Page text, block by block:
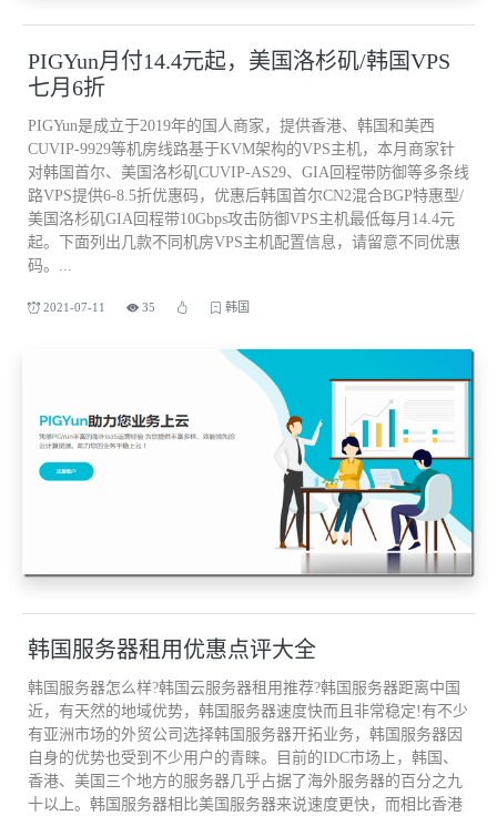
PIGYun月付14.4元起，美国洛杉矶/韩国VPS
七月6折
PIGYun是成立于2019年的国人商家，提供香港、韩国和美西
CUVIP-9929等机房线路基于KVM架构的VPS主机，本月商家针
对韩国首尔、美国洛杉矶CUVIP-AS29、GIA回程带防御等多条线
路VPS提供6-8.5折优惠码，优惠后韩国首尔CN2混合BGP特惠型/
美国洛杉矶GIA回程带10Gbps攻击防御VPS主机最低每月14.4元
起。下面列出几款不同机房VPS主机配置信息，请留意不同优惠
码。...
2021-07-11 35 韩国
韩国服务器租用优惠点评大全
韩国服务器怎么样?韩国云服务器租用推荐?韩国服务器距离中国
近，有天然的地域优势，韩国服务器速度快而且非常稳定!有不少
有亚洲市场的外贸公司选择韩国服务器开拓业务，韩国服务器因
自身的优势也受到不少用户的青睐。目前的IDC市场上，韩国、
香港、美国三个地方的服务器几乎占据了海外服务器的百分之九
十以上。韩国服务器相比美国服务器来说速度更快，而相比香港